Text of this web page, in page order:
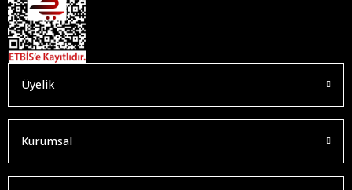
Üyelik
Kurumsal